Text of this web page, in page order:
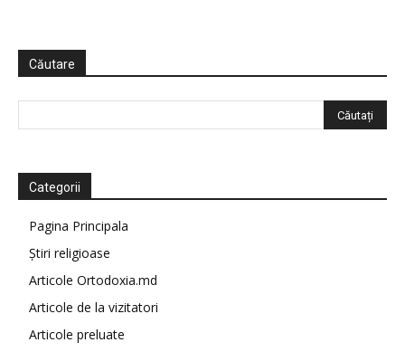
Căutare
Categorii
Pagina Principala
Știri religioase
Articole Ortodoxia.md
Articole de la vizitatori
Articole preluate